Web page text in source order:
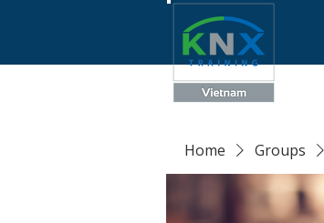
Home Groups